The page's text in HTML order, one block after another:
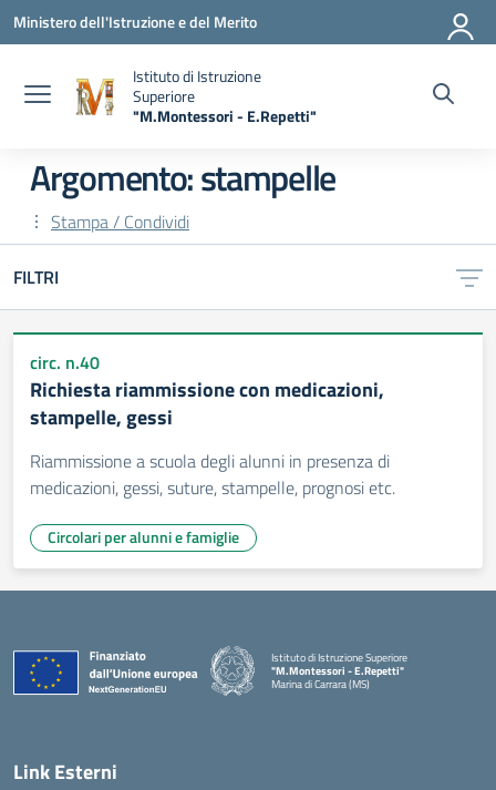
Vai ai contenuti
Vai al menu di navigazione
Vai al footer
Ministero dell'Istruzione e del Merito
Istituto di Istruzione
Superiore
"M.Montessori - E.Repetti"
Argomento: stampelle
Stampa / Condividi
FILTRI
circ. n.40
Richiesta riammissione con medicazioni,
stampelle, gessi
Riammissione a scuola degli alunni in presenza di
medicazioni, gessi, suture, stampelle, prognosi etc.
Circolari per alunni e famiglie
Istituto di Istruzione Superiore
"M.Montessori - E.Repetti"
Marina di Carrara (MS)
Link Esterni